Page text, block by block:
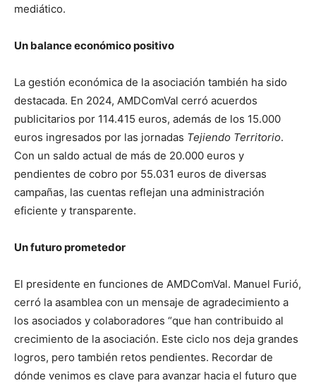
mediático.
Un balance económico positivo
La gestión económica de la asociación también ha sido
destacada. En 2024, AMDComVal cerró acuerdos
publicitarios por 114.415 euros, además de los 15.000
euros ingresados por las jornadas Tejiendo Territorio.
Con un saldo actual de más de 20.000 euros y
pendientes de cobro por 55.031 euros de diversas
campañas, las cuentas reflejan una administración
eficiente y transparente.
Un futuro prometedor
El presidente en funciones de AMDComVal. Manuel Furió,
cerró la asamblea con un mensaje de agradecimiento a
los asociados y colaboradores “que han contribuido al
crecimiento de la asociación. Este ciclo nos deja grandes
logros, pero también retos pendientes. Recordar de
dónde venimos es clave para avanzar hacia el futuro que